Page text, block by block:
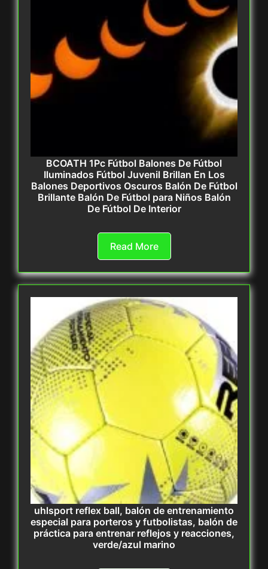
BCOATH 1Pc Fútbol Balones De Fútbol
Iluminados Fútbol Juvenil Brillan En Los
Balones Deportivos Oscuros Balón De Fútbol
Brillante Balón De Fútbol para Niños Balón
De Fútbol De Interior
Read More
uhlsport reflex ball, balón de entrenamiento
especial para porteros y futbolistas, balón de
práctica para entrenar reflejos y reacciones,
verde/azul marino